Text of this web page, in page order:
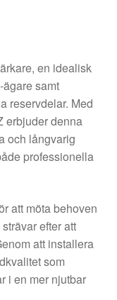
en idealisk
samt
reservdelar. Med
erbjuder denna
och långvarig
professionella
att möta behoven
efter att
att installera
som
i en mer njutbar